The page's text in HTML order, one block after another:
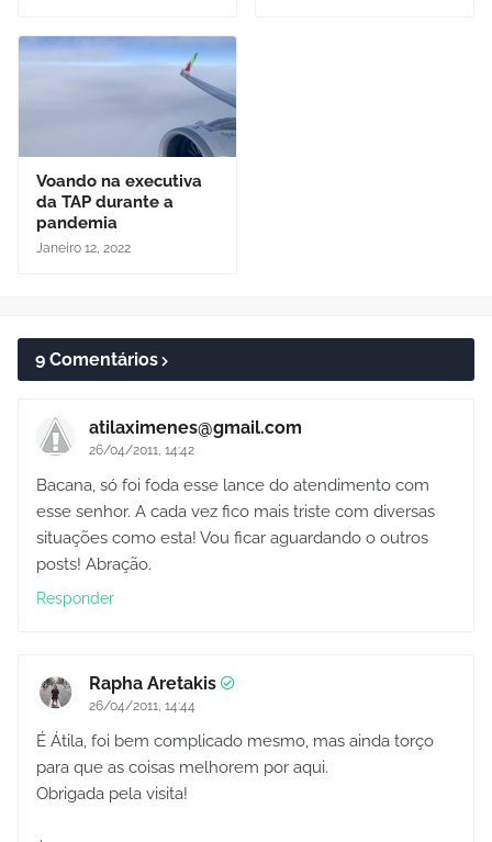
Voando na executiva
da TAP durante a
pandemia
Janeiro 12, 2022
9 Comentários
atilaximenes@gmail.com
26/04/2011, 14:42
Bacana, só foi foda esse lance do atendimento com
esse senhor. A cada vez fico mais triste com diversas
situações como esta! Vou ficar aguardando o outros
posts! Abração.
Responder
Rapha Aretakis
26/04/2011, 14:44
É Átila, foi bem complicado mesmo, mas ainda torço
para que as coisas melhorem por aqui.
Obrigada pela visita!